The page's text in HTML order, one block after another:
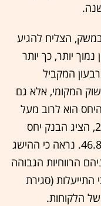
במשק, הצליח להגיע
יותר, כך יותר
על 26.9%, מול 28.7% ברבעון המקביל
המקומי, אלא גם
הוא לרוב מעל
ל-30%. רק לשם השוואה, בשנת 2020, הציג הבנק יחס
יעילות של 53.8%, ושנה לאחריה - 46.8%. נראה כי ההישג
הרווחיות הגבוהה
(סגירת
של הלקוחות.